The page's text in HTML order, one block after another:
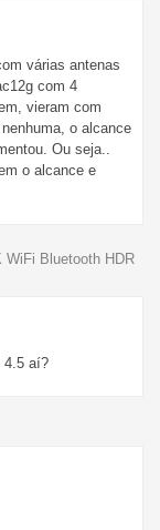
várias antenas
com 4
vieram com
o alcance
Ou seja..
o alcance e
WiFi Bluetooth HDR
4.5 aí?